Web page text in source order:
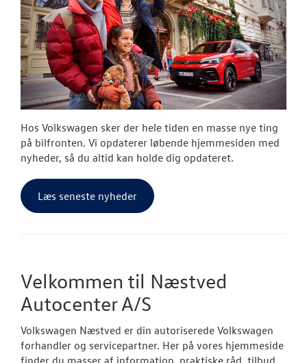
Hos Volkswagen sker der hele tiden en masse nye ting
på bilfronten. Vi opdaterer løbende hjemmesiden med
nyheder, så du altid kan holde dig opdateret.
Læs seneste nyheder
Velkommen til Næstved
Autocenter A/S
Volkswagen Næstved er din autoriserede Volkswagen
forhandler og servicepartner. Her på vores hjemmeside
finder du masser af information, praktiske råd, tilbud